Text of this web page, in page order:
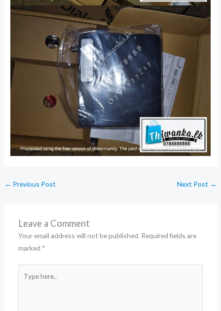
← Previous Post Next Post →
Leave a Comment
Your email address will not be published. Required fields are
marked *
here..